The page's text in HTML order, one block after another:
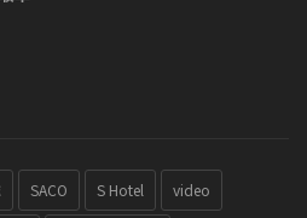
SACO S Hotel video